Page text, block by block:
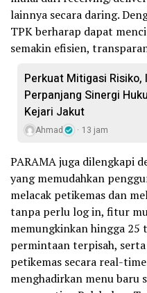
lainnya secara daring.
TPK berharap dapat
semakin efisien,
Perkuat Mitigasi Risiko,
Perpanjang Sinergi
Kejari Jakut
Ahmad 13 jam
PARAMA juga dilengkapi
yang memudahkan
melacak petikemas dan
tanpa perlu log in, fitur
memungkinkan hingga 25
permintaan terpisah,
petikemas secara real-
menghadirkan menu baru